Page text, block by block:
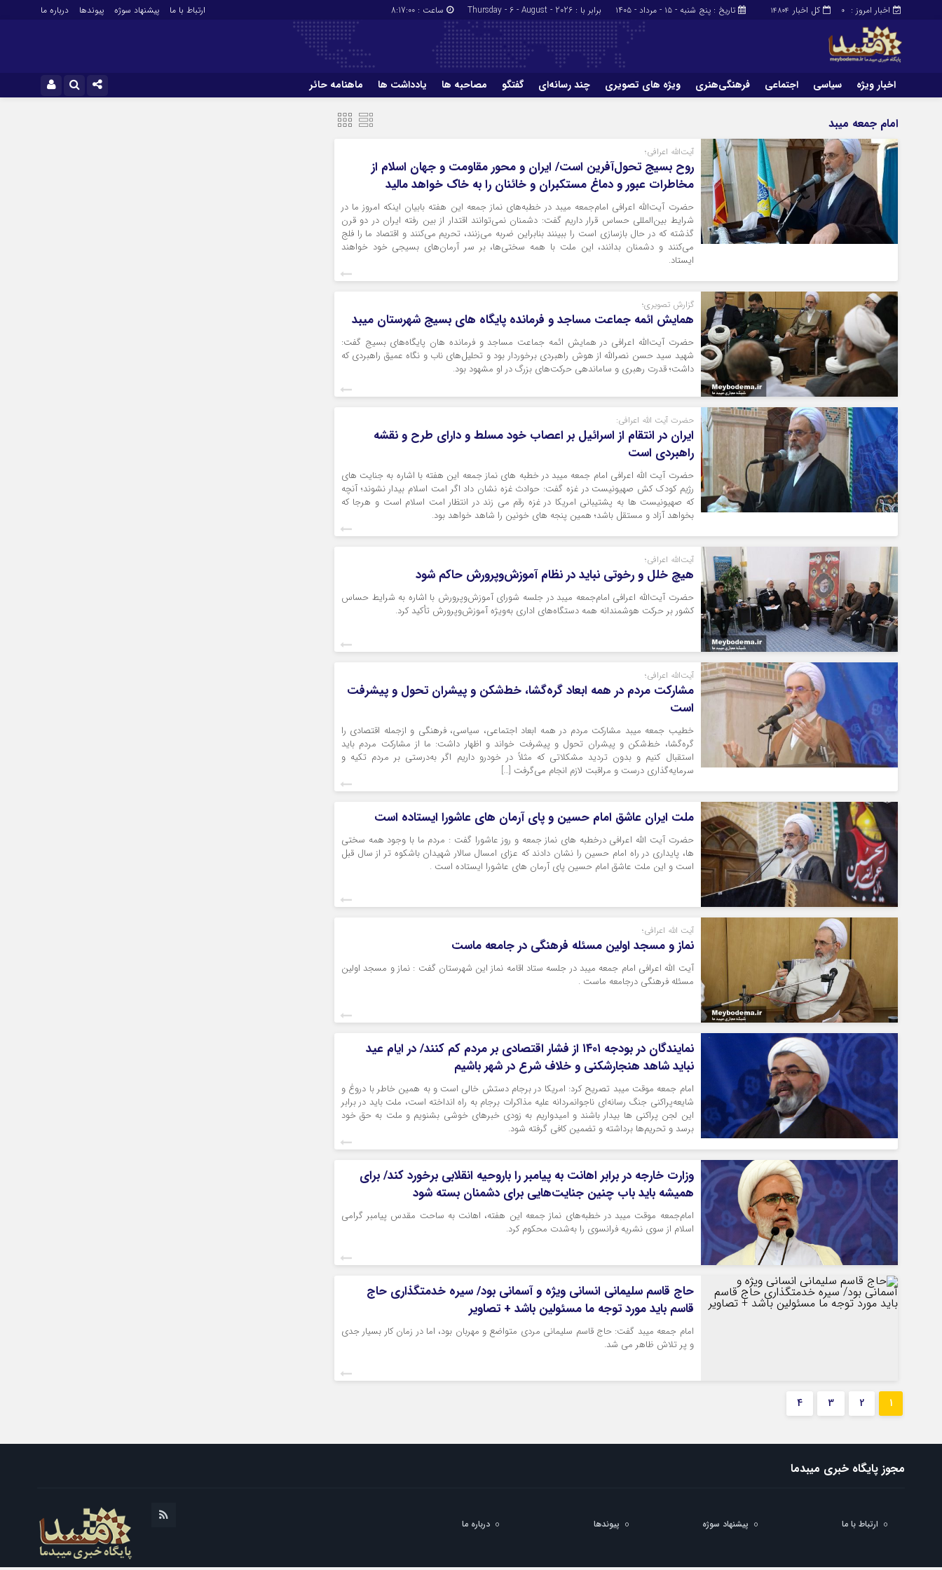
کل اخبار 14804 اخبار امروز : 0 تاریخ : پنج شنبه - ۱۵ - مرداد - ۱۴۰۵ برابر با : Thursday - 6 - August - 2026 ساعت : 8:17:01 ارتباط با ما پیشنهاد سوژه پیوندها درباره ما
اخبار ویژه سیاسی اجتماعی فرهنگی‌هنری ویژه های تصویری چند رسانه‌ای گفتگو مصاحبه ها یادداشت ها ماهنامه حائر
امام جمعه میبد
آیت‌الله اعرافی؛
روح بسیج تحول‌آفرین است/ ایران و محور مقاومت و جهان اسلام از
مخاطرات عبور و دماغ مستکبران و خائنان را به خاک خواهد مالید
حضرت آیت‌الله اعرافی امام‌جمعه میبد در خطبه‌های نماز جمعه این هفته بابیان اینکه امروز ما در
شرایط بین‌المللی حساس قرار داریم گفت: دشمنان نمی‌توانند اقتدار از بین رفته ایران در دو قرن
گذشته که در حال بازسازی است را ببینند بنابراین ضربه می‌زنند، تحریم می‌کنند و اقتصاد ما را فلج
می‌کنند و دشمنان بدانند، این ملت با همه سختی‌ها، بر سر آرمان‌های بسیجی خود خواهند
ایستاد.
گزارش تصویری؛
همایش ائمه جماعت مساجد و فرمانده پایگاه های بسیج شهرستان میبد
حضرت آیت‌الله اعرافی در همایش ائمه جماعت مساجد و فرمانده هان پایگاه‌های بسیج گفت:
شهید سید حسن نصرالله از هوش راهبردی برخوردار بود و تحلیل‌های ناب و نگاه عمیق راهبردی که
داشت؛ قدرت رهبری و ساماندهی حرکت‌های بزرگ در او مشهود بود.
حضرت آیت الله اعرافی:
ایران در انتقام از اسرائیل بر اعصاب خود مسلط و دارای طرح و نقشه
راهبردی است
حضرت آیت الله اعرافی امام جمعه میبد در خطبه های نماز جمعه این هفته با اشاره به جنایت های
رژیم کودک کش صهیونیست در غزه گفت: حوادث غزه نشان داد اگر امت اسلام بیدار نشوند؛ آنچه
که صهیونیست ها به پشتیبانی امریکا در غزه رقم می زند در انتظار امت اسلام است و هرجا که
بخواهد آزاد و مستقل باشد؛ همین پنجه های خونین را شاهد خواهد بود.
آیت‌الله اعرافی؛
هیچ خلل و رخوتی نباید در نظام آموزش‌وپرورش حاکم شود
حضرت آیت‌الله اعرافی امام‌جمعه میبد در جلسه شورای آموزش‌وپرورش با اشاره به شرایط حساس
کشور بر حرکت هوشمندانه همه دستگاه‌های اداری به‌ویژه آموزش‌وپرورش تأکید کرد.
آیت‌الله اعرافی؛
مشارکت مردم در همه ابعاد گره‌گشا، خط‌شکن و پیشران تحول و پیشرفت
است
خطیب جمعه میبد مشارکت مردم در همه ابعاد اجتماعی، سیاسی، فرهنگی و ازجمله اقتصادی را
گره‌گشا، خط‌شکن و پیشران تحول و پیشرفت خواند و اظهار داشت: ما از مشارکت مردم باید
استقبال کنیم و بدون تردید مشکلاتی که مثلاً در خودرو داریم اگر به‌درستی بر مردم تکیه و
سرمایه‌گذاری درست و مراقبت لازم انجام می‌گرفت […]
ملت ایران عاشق امام حسین و پای آرمان های عاشورا ایستاده است
حضرت آیت الله اعرافی درخطبه های نماز جمعه و روز عاشورا گفت : مردم ما با وجود همه سختی
ها، پایداری در راه امام حسین را نشان دادند که عزای امسال سالار شهیدان باشکوه تر از سال قبل
است و این ملت عاشق امام حسین پای آرمان های عاشورا ایستاده است .
آیت الله اعرافی؛
نماز و مسجد اولین مسئله فرهنگی در جامعه ماست
آیت الله اعرافی امام جمعه میبد در جلسه ستاد اقامه نماز این شهرستان گفت : نماز و مسجد اولین
مسئله فرهنگی درجامعه ماست .
نمایندگان در بودجه ۱۴۰۱ از فشار اقتصادی بر مردم کم کنند/ در ایام عید
نباید شاهد هنجارشکنی و خلاف شرع در شهر باشیم
امام جمعه موقت میبد تصریح کرد: امریکا در برجام دستش خالی است و به همین خاطر با دروغ و
شایعه‌پراکنی جنگ رسانه‌ای ناجوانمردانه علیه مذاکرات برجام به راه انداخته است، ملت باید در برابر
این لجن پراکنی ها بیدار باشند و امیدواریم به زودی خبرهای خوشی بشنویم و ملت به‌ حق خود
برسد و تحریم‌ها برداشته و تضمین کافی گرفته شود.
وزارت خارجه در برابر اهانت به پیامبر را باروحیه انقلابی برخورد کند/ برای
همیشه باید باب چنین جنایت‌هایی برای دشمنان بسته شود
امام‌جمعه موقت میبد در خطبه‌های نماز جمعه این هفته، اهانت به ساحت مقدس پیامبر گرامی
اسلام از سوی نشریه فرانسوی را به‌شدت محکوم کرد.
حاج قاسم سلیمانی انسانی ویژه و آسمانی بود/ سیره خدمتگذاری حاج
قاسم باید مورد توجه ما مسئولین باشد + تصاویر
امام جمعه میبد گفت: حاج قاسم سلیمانی مردی متواضع و مهربان بود، اما در زمان کار بسیار جدی
و پر تلاش ظاهر می شد.
1
2
3
4
مجوز پایگاه خبری میبدما
ارتباط با ما پیشنهاد سوژه پیوندها درباره ما